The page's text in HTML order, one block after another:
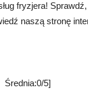
fryzjera!
naszą stronę
5]